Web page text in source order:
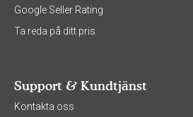
Google Seller Rating
Ta reda på ditt pris
Support & Kundtjänst
Kontakta oss